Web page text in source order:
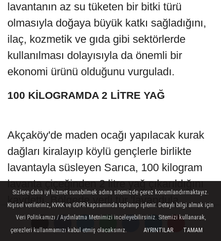
lavantanın az su tüketen bir bitki türü
olmasıyla doğaya büyük katkı sağladığını,
ilaç, kozmetik ve gıda gibi sektörlerde
kullanılması dolayısıyla da önemli bir
ekonomi ürünü olduğunu vurguladı.
100 KİLOGRAMDA 2 LİTRE YAĞ
Akçaköy'de maden ocağı yapılacak kurak
dağları kiralayıp köylü gençlerle birlikte
lavantayla süsleyen Sarıca, 100 kilogram
lavanta çiçeğinden 2 litre yağ çıkarıldığını
kaydetti. Bölgede yerli tür 'lavandula
intermedia' ve en değerli tür'lavandula
angustifolia sevtopolis'olmak iki üzere iki
Sizlere daha iyi hizmet sunabilmek adına sitemizde çerez konumlandırmaktayız.
Kişisel verileriniz, KVKK ve GDPR kapsamında toplanıp işlenir. Detaylı bilgi almak için
Veri Politikamızı / Aydınlatma Metnimizi inceleyebilirsiniz. Sitemizi kullanarak,
çerezleri kullanmamızı kabul etmiş olacaksınız.
AYRINTILAR TAMAM